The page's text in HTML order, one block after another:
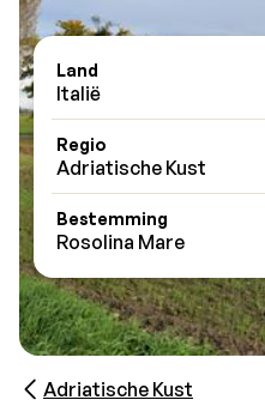
Land
Italië
Regio
Adriatische Kust
Bestemming
Rosolina Mare
Adriatische Kust